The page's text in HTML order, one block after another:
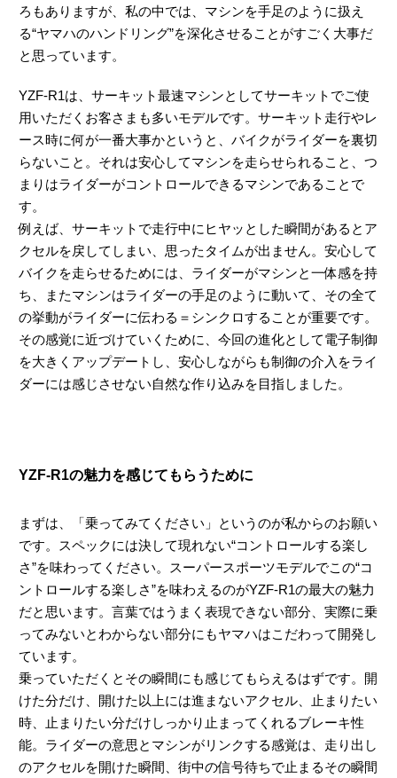
ろもありますが、私の中では、マシンを手足のように扱え
る“ヤマハのハンドリング”を深化させることがすごく大事だ
と思っています。
YZF-R1は、サーキット最速マシンとしてサーキットでご使
用いただくお客さまも多いモデルです。サーキット走行やレ
ース時に何が一番大事かというと、バイクがライダーを裏切
らないこと。それは安心してマシンを走らせられること、つ
まりはライダーがコントロールできるマシンであることで
す。
例えば、サーキットで走行中にヒヤッとした瞬間があるとア
クセルを戻してしまい、思ったタイムが出ません。安心して
バイクを走らせるためには、ライダーがマシンと一体感を持
ち、またマシンはライダーの手足のように動いて、その全て
の挙動がライダーに伝わる＝シンクロすることが重要です。
その感覚に近づけていくために、今回の進化として電子制御
を大きくアップデートし、安心しながらも制御の介入をライ
ダーには感じさせない自然な作り込みを目指しました。
YZF-R1の魅力を感じてもらうために
まずは、「乗ってみてください」というのが私からのお願い
です。スペックには決して現れない“コントロールする楽し
さ”を味わってください。スーパースポーツモデルでこの“コ
ントロールする楽しさ”を味わえるのがYZF-R1の最大の魅力
だと思います。言葉ではうまく表現できない部分、実際に乗
ってみないとわからない部分にもヤマハはこだわって開発し
ています。
乗っていただくとその瞬間にも感じてもらえるはずです。開
けた分だけ、開けた以上には進まないアクセル、止まりたい
時、止まりたい分だけしっかり止まってくれるブレーキ性
能。ライダーの意思とマシンがリンクする感覚は、走り出し
のアクセルを開けた瞬間、街中の信号待ちで止まるその瞬間